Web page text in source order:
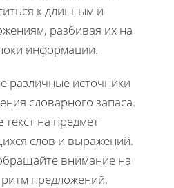
к длинным и
разбивая их на
информации.
различные источники
словарного запаса.
на предмет
слов и выражений.
внимание на
ритм предложений.